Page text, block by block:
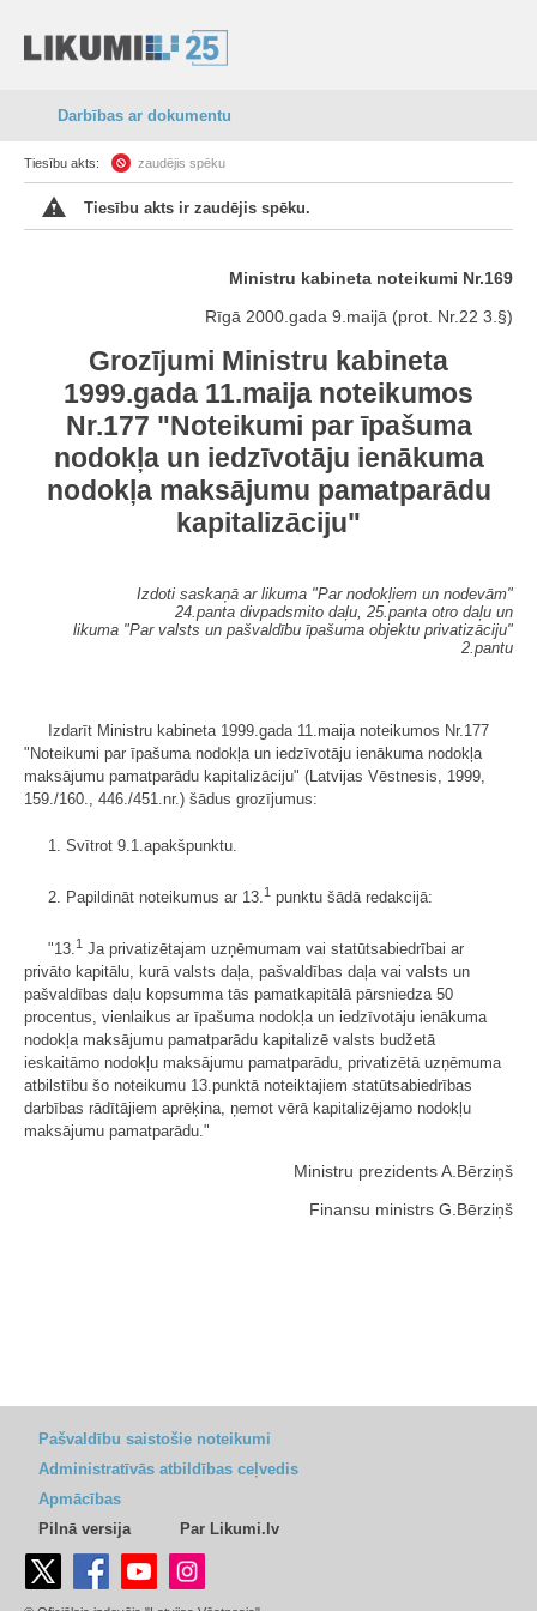
Darbības ar dokumentu
Tiesību akts: zaudējis spēku
Tiesību akts ir zaudējis spēku.
Ministru kabineta noteikumi Nr.169
Rīgā 2000.gada 9.maijā (prot. Nr.22 3.§)
Grozījumi Ministru kabineta
1999.gada 11.maija noteikumos
Nr.177 "Noteikumi par īpašuma
nodokļa un iedzīvotāju ienākuma
nodokļa maksājumu pamatparādu
kapitalizāciju"
Izdoti saskaņā ar likuma "Par nodokļiem un nodevām"
24.panta divpadsmito daļu, 25.panta otro daļu un
likuma "Par valsts un pašvaldību īpašuma objektu privatizāciju"
2.pantu
Izdarīt Ministru kabineta 1999.gada 11.maija noteikumos Nr.177
"Noteikumi par īpašuma nodokļa un iedzīvotāju ienākuma nodokļa
maksājumu pamatparādu kapitalizāciju" (Latvijas Vēstnesis, 1999,
159./160., 446./451.nr.) šādus grozījumus:
1. Svītrot 9.1.apakšpunktu.
2. Papildināt noteikumus ar 13. 1 punktu šādā redakcijā:
"13.1 Ja privatizētajam uzņēmumam vai statūtsabiedrībai ar
privāto kapitālu, kurā valsts daļa, pašvaldības daļa vai valsts un
pašvaldības daļu kopsumma tās pamatkapitālā pārsniedza 50
procentus, vienlaikus ar īpašuma nodokļa un iedzīvotāju ienākuma
nodokļa maksājumu pamatparādu kapitalizē valsts budžetā
ieskaitāmo nodokļu maksājumu pamatparādu, privatizētā uzņēmuma
atbilstību šo noteikumu 13.punktā noteiktajiem statūtsabiedrības
darbības rādītājiem aprēķina, ņemot vērā kapitalizējamo nodokļu
maksājumu pamatparādu."
Ministru prezidents A.Bērziņš
Finansu ministrs G.Bērziņš
Pašvaldību saistošie noteikumi
Administratīvās atbildības ceļvedis
Apmācības
Pilnā versija
Par Likumi.lv